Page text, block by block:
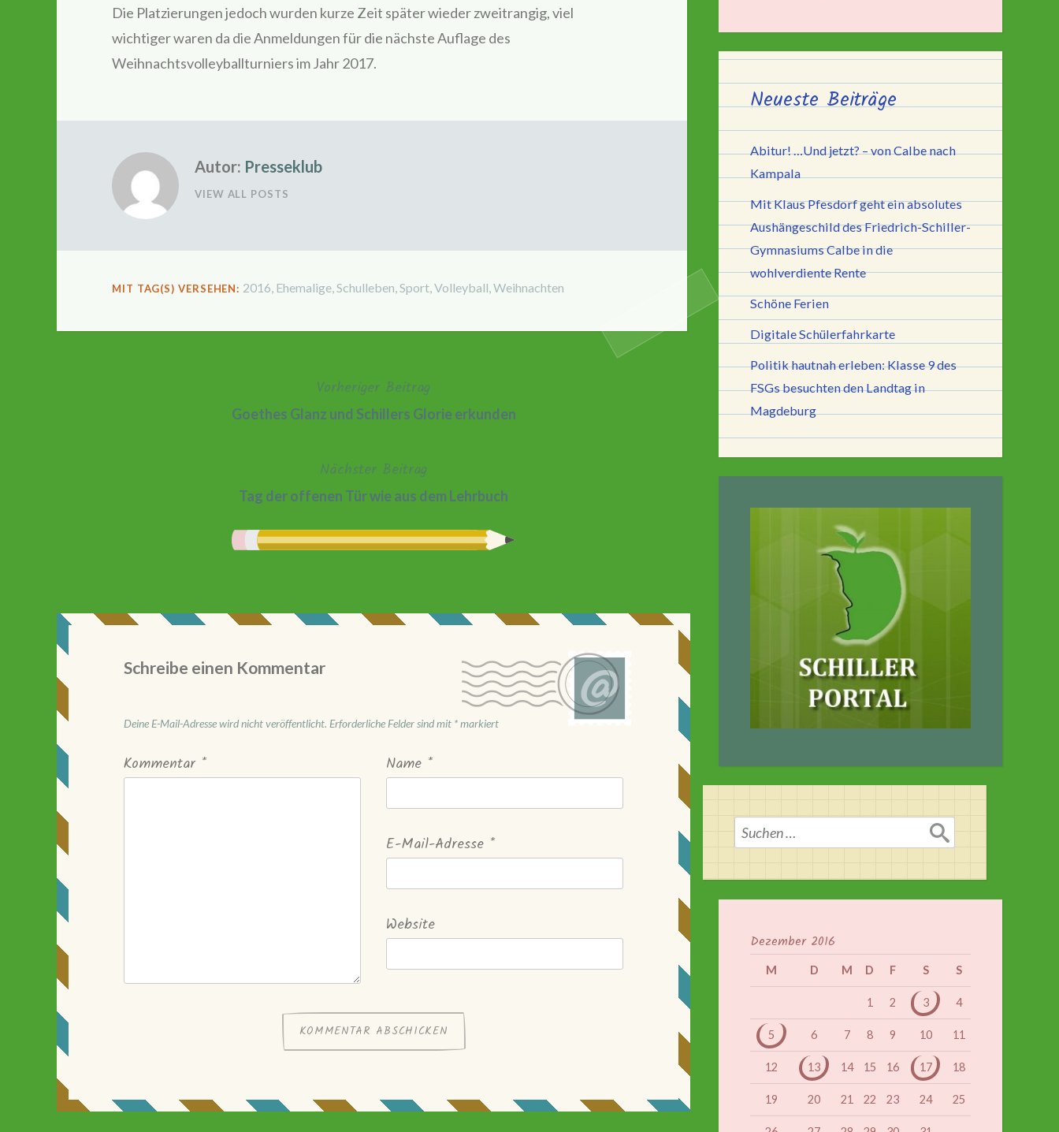
Die Platzierungen jedoch wurden kurze Zeit später wieder zweitrangig, viel
wichtiger waren da die Anmeldungen für die nächste Auflage des
Weihnachtsvolleyballturniers im Jahr 2017.
Autor: Presseklub
VIEW ALL POSTS
MIT TAG(S) VERSEHEN: 2016 Ehemalige Schulleben Sport ,Volleyball ,Weihnachten
Vorheriger Beitrag
Goethes Glanz und Schillers Glorie erkunden
Nächster Beitrag
Tag der offenen Tür wie aus dem Lehrbuch
Schreibe einen Kommentar
Deine E-Mail-Adresse wird nicht veröffentlicht. Erforderliche Felder sind mit *markiert
Kommentar * Name *
E-Mail-Adresse *
Website
Neueste Beiträge
Abitur! …Und jetzt? – von Calbe nach
Kampala
Mit Klaus Pfesdorf geht ein absolutes
Aushängeschild des Friedrich-Schiller-
Gymnasiums Calbe in die
wohlverdiente Rente
Schöne Ferien
Digitale Schülerfahrkarte
Politik hautnah erleben: Klasse 9 des
FSGs besuchten den Landtag in
Magdeburg
Suchen
nach:
Dezember 2016
M D M D F S S
1 2 3 4
5 6 7 8 9 10 11
12 13 14 15 16 17 18
19 20 21 22 23 24 25